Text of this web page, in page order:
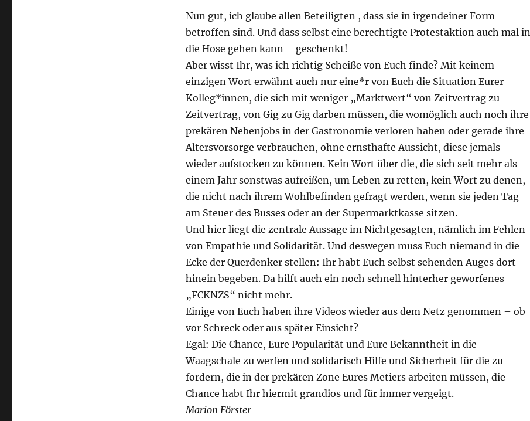
Nun gut, ich glaube allen Beteiligten , dass sie in irgendeiner Form
betroffen sind. Und dass selbst eine berechtigte Protestaktion auch mal in
die Hose gehen kann – geschenkt!
Aber wisst Ihr, was ich richtig Scheiße von Euch finde? Mit keinem
einzigen Wort erwähnt auch nur eine*r von Euch die Situation Eurer
Kolleg*innen, die sich mit weniger „Marktwert“ von Zeitvertrag zu
Zeitvertrag, von Gig zu Gig darben müssen, die womöglich auch noch ihre
prekären Nebenjobs in der Gastronomie verloren haben oder gerade ihre
Altersvorsorge verbrauchen, ohne ernsthafte Aussicht, diese jemals
wieder aufstocken zu können. Kein Wort über die, die sich seit mehr als
einem Jahr sonstwas aufreißen, um Leben zu retten, kein Wort zu denen,
die nicht nach ihrem Wohlbefinden gefragt werden, wenn sie jeden Tag
am Steuer des Busses oder an der Supermarktkasse sitzen.
Und hier liegt die zentrale Aussage im Nichtgesagten, nämlich im Fehlen
von Empathie und Solidarität. Und deswegen muss Euch niemand in die
Ecke der Querdenker stellen: Ihr habt Euch selbst sehenden Auges dort
hinein begeben. Da hilft auch ein noch schnell hinterher geworfenes
„FCKNZS“ nicht mehr.
Einige von Euch haben ihre Videos wieder aus dem Netz genommen – ob
vor Schreck oder aus später Einsicht? –
Egal: Die Chance, Eure Popularität und Eure Bekanntheit in die
Waagschale zu werfen und solidarisch Hilfe und Sicherheit für die zu
fordern, die in der prekären Zone Eures Metiers arbeiten müssen, die
Chance habt Ihr hiermit grandios und für immer vergeigt.
Marion Förster